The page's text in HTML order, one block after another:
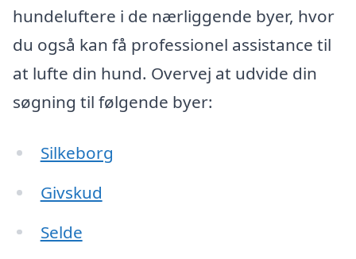
hundeluftere i de nærliggende byer, hvor
du også kan få professionel assistance til
at lufte din hund. Overvej at udvide din
søgning til følgende byer:
Silkeborg
Givskud
Selde